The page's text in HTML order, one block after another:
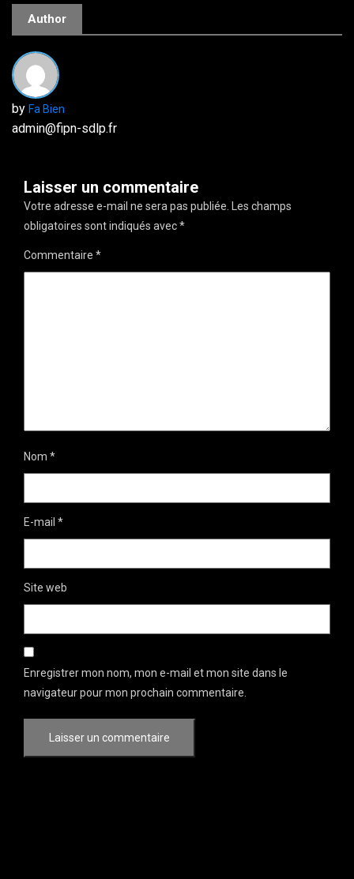
Author
by Fa Bien
admin@fipn-sdlp.fr
Laisser un commentaire
Votre adresse e-mail ne sera pas publiée. Les champs
obligatoires sont indiqués avec*
Commentaire *
Nom *
E-mail *
Site web
Enregistrer mon nom, mon e-mail et mon site dans le
navigateur pour mon prochain commentaire.